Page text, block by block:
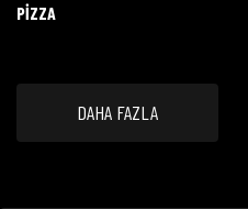
PIZZA
DAHA FAZLA